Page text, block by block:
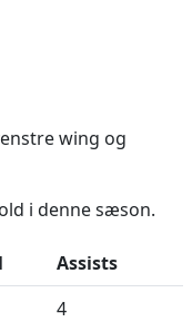
wing og
i denne sæson.
Assists
4